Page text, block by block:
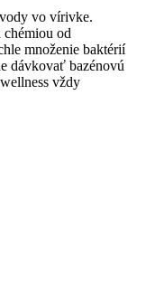
vo vírivke.
chémiou od
množenie baktérií
dávkovať bazénovú
vždy